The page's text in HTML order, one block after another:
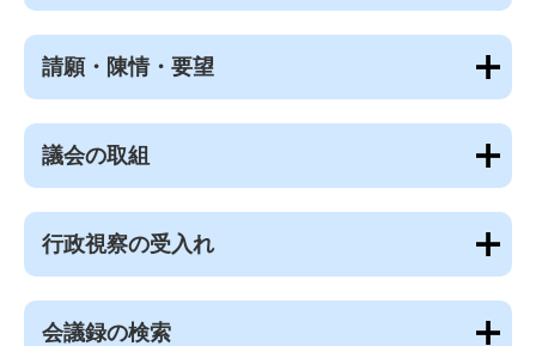
請願・陳情・要望
議会の取組
行政視察の受入れ
会議録の検索